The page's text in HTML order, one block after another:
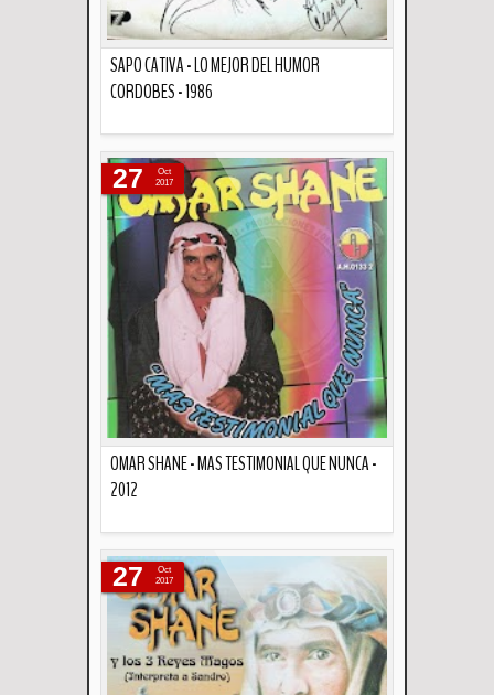
SAPO CATIVA - LO MEJOR DEL HUMOR
CORDOBES - 1986
OMAR SHANE - MAS TESTIMONIAL QUE NUNCA -
2012
27
Oct
2017
27
Oct
2017